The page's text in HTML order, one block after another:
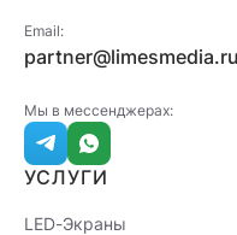
Email:
partner@limesmedia.ru
Мы в мессенджерах:
УСЛУГИ
LED-Экраны